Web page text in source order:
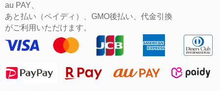
au PAY、
あと払い（ペイディ）、GMO後払い、代金引換
がご利用いただけます。